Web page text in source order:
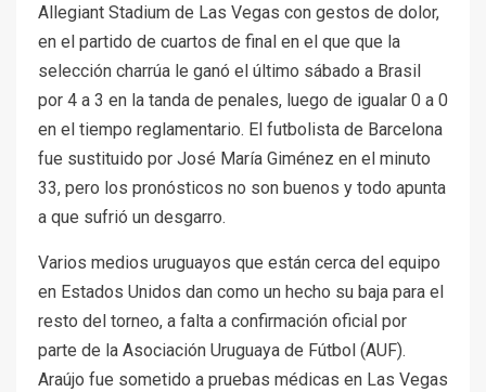
Allegiant Stadium de Las Vegas con gestos de dolor,
en el partido de cuartos de final en el que que la
selección charrúa le ganó el último sábado a Brasil
por 4 a 3 en la tanda de penales, luego de igualar 0 a 0
en el tiempo reglamentario. El futbolista de Barcelona
fue sustituido por José María Giménez en el minuto
33, pero los pronósticos no son buenos y todo apunta
a que sufrió un desgarro.
Varios medios uruguayos que están cerca del equipo
en Estados Unidos dan como un hecho su baja para el
resto del torneo, a falta a confirmación oficial por
parte de la Asociación Uruguaya de Fútbol (AUF).
Araújo fue sometido a pruebas médicas en Las Vegas